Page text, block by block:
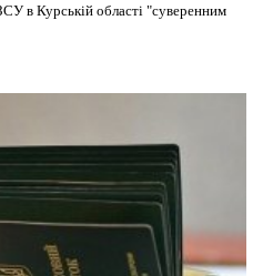
в Курській області "суверенним